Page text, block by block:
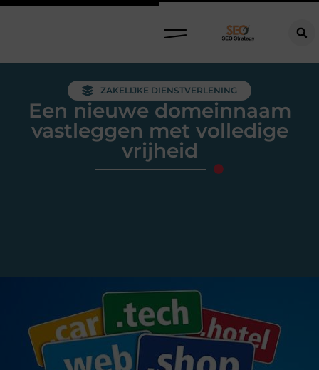
ZAKELIJKE DIENSTVERLENING
Een nieuwe domeinnaam
vastleggen met volledige
vrijheid